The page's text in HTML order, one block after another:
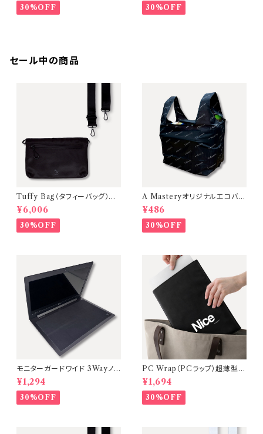
30%OFF
30%OFF
セール中の商品
Tuffy Bag（タフィーバッグ）ミ
ニショルダーバッグ【Black（金
具：Black ／ ストラップ：Blac
k）】
¥6,006
30%OFF
A Masteryオリジナルエコバッ
グ 大容量・お弁当が傾かないマ
チ広設計【単品】
¥486
30%OFF
モニターガードワイド 3Wayノ
ートPC画面保護クロス・マウス
パッド【15.6〜17インチ対応】A
Mastery
¥1,294
30%OFF
PC Wrap（PCラップ）超薄型・
軽量ノートPCケース【カラー：Bl
ack】
¥1,694
30%OFF